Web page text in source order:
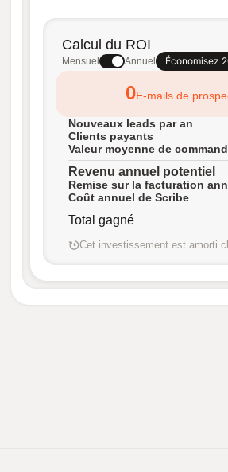
Calcul du ROI
Mensuel Annuel Économisez
0E-mails de
Nouveaux leads par an
Clients payants
Valeur moyenne de
Revenu annuel potentiel
Remise sur la facturation
Coût annuel de Scribe
Total gagné
Cet investissement est amorti